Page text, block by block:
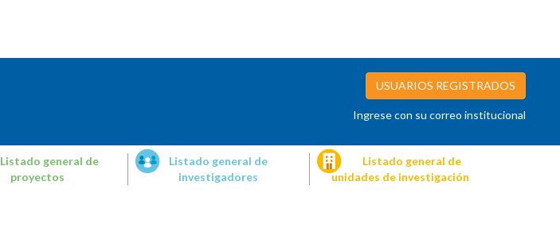
USUARIOS REGISTRADOS
Ingrese con su correo institucional
Listado general de
proyectos
Listado general de
investigadores
Listado general de
unidades de investigación